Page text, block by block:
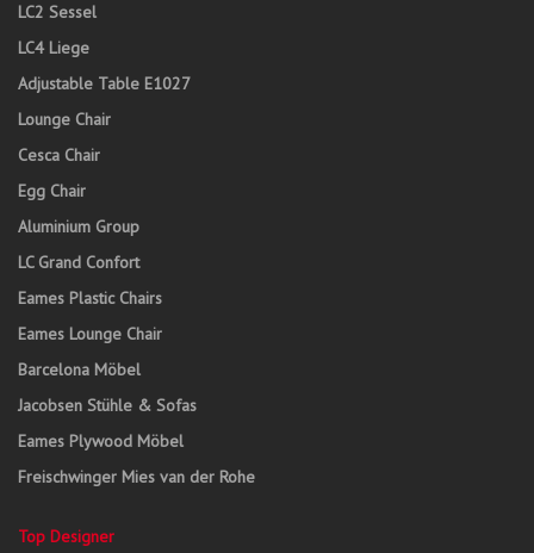
LC2 Sessel
LC4 Liege
Adjustable Table E1027
Lounge Chair
Cesca Chair
Egg Chair
Aluminium Group
LC Grand Confort
Eames Plastic Chairs
Eames Lounge Chair
Barcelona Möbel
Jacobsen Stühle & Sofas
Eames Plywood Möbel
Freischwinger Mies van der Rohe
Top Designer